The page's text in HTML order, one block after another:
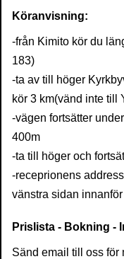
Köranvisning:
-från Kimito kör du
183)
-ta av till höger
kör 3 km(vänd inte till
-vägen fortsätter
400m
-ta till höger och
-receprionens
vänstra sidan
Prislista - Bokning -
Sänd email till oss för